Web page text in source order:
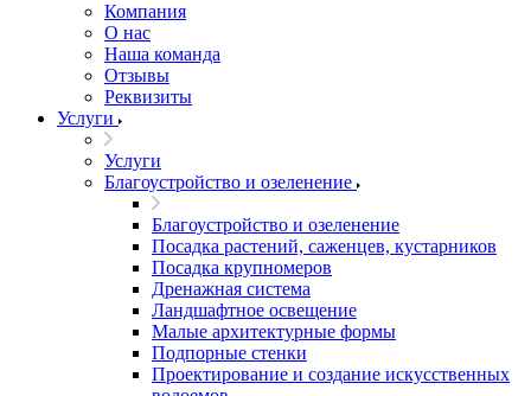
Компания
О нас
Наша команда
Отзывы
Реквизиты
Услуги
Услуги
Благоустройство и озеленение
Благоустройство и озеленение
Посадка растений, саженцев, кустарников
Посадка крупномеров
Дренажная система
Ландшафтное освещение
Малые архитектурные формы
Подпорные стенки
Проектирование и создание искусственных